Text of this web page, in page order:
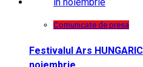
Comunicate de presa
Festivalul Ars
noiembrie